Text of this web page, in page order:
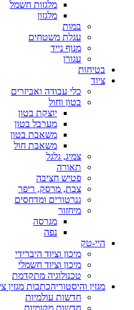
מלגזות חשמל
מלגזון
במות
עגלת משטחים
מנוף נייד
עגורן
בטיחות
ציוד
כלי עבודה ואביזרים
בטון וחול
יוצקת בטון
מערבל בטון
משאבת בטון
משאבת חול
צמיג, גלגל
תאורה
פטיש חציבה
צבת, מרסק, ריפר
גנרטורים ומדחסים
מיחזור
מגרסה
נפה
היי-טק
מיכון וציוד היברידי
מיכון וציוד חשמלי
טכנולוגיה מתקדמת
מגזין והיסטוריהכתבות מגזין
חדשות עולמיות
חדשות מקומיות